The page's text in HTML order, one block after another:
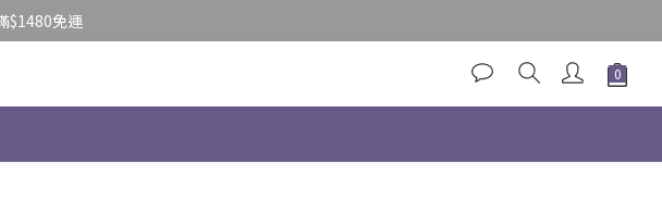
$1480免運